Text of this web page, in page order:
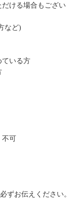
ける場合もござい
など)
ている方
可
ずお伝えください。